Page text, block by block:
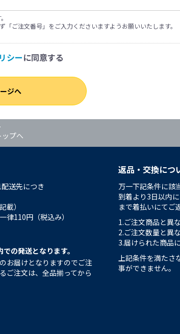
「ご注文番号」をご入力くださいますようお願いいたします。
シーに同意する
ジへ
プへ
送先につき
）
律110円（税込み）
の発送となります。
お届けとなりますのでご注
ご注文は、全品揃ってから
返品・交換につ
万一下記条件に該
到着より3日以内
まで着払いにてご
1.ご注文商品と異
2.ご注文数量と異
3.届けられた商品
上記条件を満たさ
事ができません。